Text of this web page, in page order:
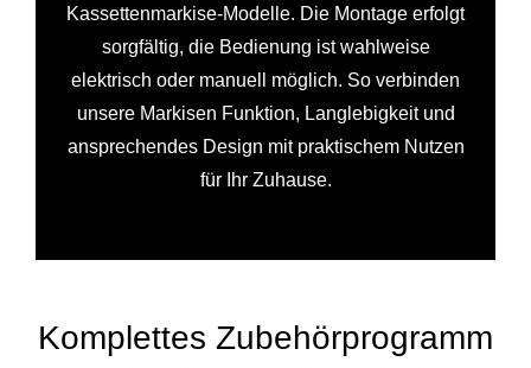
Kassettenmarkise-Modelle. Die Montage erfolgt
sorgfältig, die Bedienung ist wahlweise
elektrisch oder manuell möglich. So verbinden
unsere Markisen Funktion, Langlebigkeit und
ansprechendes Design mit praktischem Nutzen
für Ihr Zuhause.
Komplettes Zubehörprogramm